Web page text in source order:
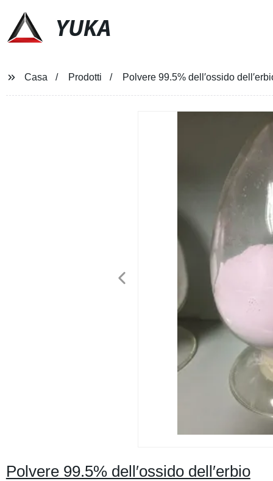
YUKA
Casa Prodotti Polvere 99.5% dell′ossido
Polvere 99.5% dell′ossido dell′erbio